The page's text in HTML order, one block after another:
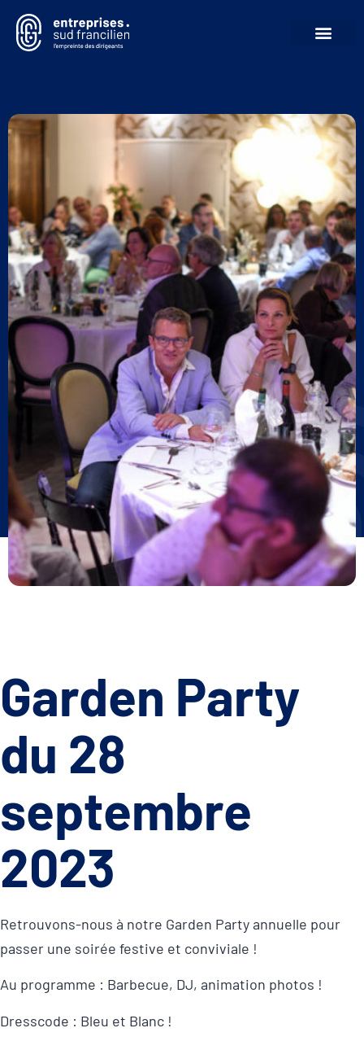
Garden Party
du 28
septembre
2023
Retrouvons-nous à notre Garden Party annuelle pour
passer une soirée festive et conviviale !
Au programme : Barbecue, DJ, animation photos !
Dresscode : Bleu et Blanc !